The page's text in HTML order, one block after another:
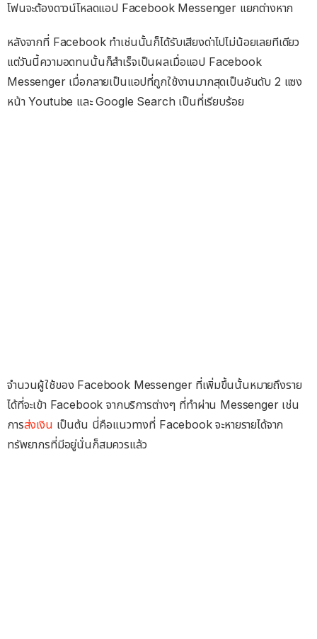
โฟนจะต้องดาวน์โหลดแอป Facebook Messenger แยกต่างหาก
หลังจากที่ Facebook ทำเช่นนั้นก็ได้รับเสียงด่าไปไม่น้อยเลยทีเดียว
แต่วันนี้ความอดทนนั้นก็สำเร็จเป็นผลเมื่อแอป Facebook
Messenger เมื่อกลายเป็นแอปที่ถูกใช้งานมากสุดเป็นอันดับ 2 แซง
หน้า Youtube และ Google Search เป็นที่เรียบร้อย
จำนวนผู้ใช้ของ Facebook Messenger ที่เพิ่มขึ้นนั้นหมายถึงราย
ได้ที่จะเข้า Facebook จากบริการต่างๆ ที่ทำผ่าน Messenger เช่น
การส่งเงิน เป็นต้น นี่คือแนวทางที่ Facebook จะหายรายได้จาก
ทรัพยากรที่มีอยู่นั่นก็สมควรแล้ว